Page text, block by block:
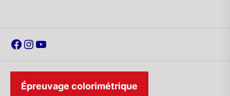
Facebook
Instagram
YouTube
Épreuvage colorimétrique